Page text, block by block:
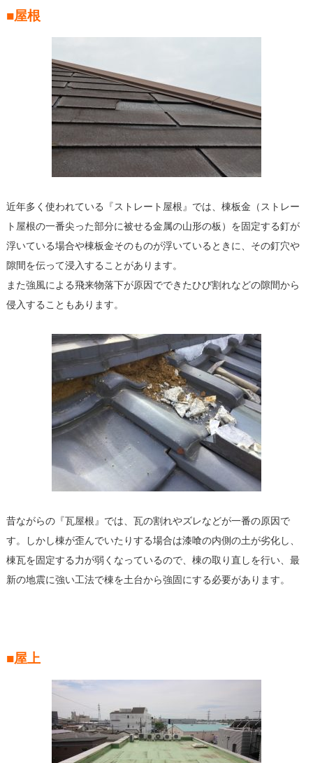
■屋根
近年多く使われている『ストレート屋根』では、棟板金（ストレー
ト屋根の一番尖った部分に被せる金属の山形の板）を固定する釘が
浮いている場合や棟板金そのものが浮いているときに、その釘穴や
隙間を伝って浸入することがあります。
また強風による飛来物落下が原因でできたひび割れなどの隙間から
侵入することもあります。
昔ながらの『瓦屋根』では、瓦の割れやズレなどが一番の原因で
す。しかし棟が歪んでいたりする場合は漆喰の内側の土が劣化し、
棟瓦を固定する力が弱くなっているので、棟の取り直しを行い、最
新の地震に強い工法で棟を土台から強固にする必要があります。
■屋上